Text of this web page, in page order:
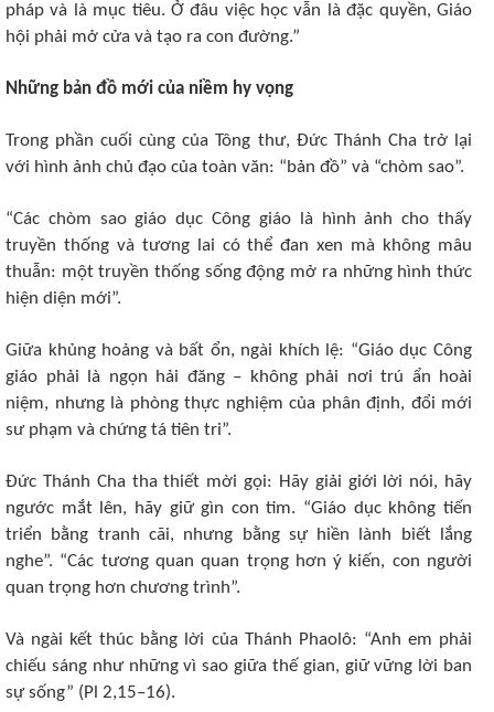
pháp và là mục tiêu. Ở đâu việc học vẫn là đặc quyền, Giáo
hội phải mở cửa và tạo ra con đường.”
Những bản đồ mới của niềm hy vọng
Trong phần cuối cùng của Tông thư, Đức Thánh Cha trở lại
với hình ảnh chủ đạo của toàn văn: “bản đồ” và “chòm sao”.
“Các chòm sao giáo dục Công giáo là hình ảnh cho thấy
truyền thống và tương lai có thể đan xen mà không mâu
thuẫn: một truyền thống sống động mở ra những hình thức
hiện diện mới”.
Giữa khủng hoảng và bất ổn, ngài khích lệ: “Giáo dục Công
giáo phải là ngọn hải đăng – không phải nơi trú ẩn hoài
niệm, nhưng là phòng thực nghiệm của phân định, đổi mới
sư phạm và chứng tá tiên tri”.
Đức Thánh Cha tha thiết mời gọi: Hãy giải giới lời nói, hãy
ngước mắt lên, hãy giữ gìn con tim. “Giáo dục không tiến
triển bằng tranh cãi, nhưng bằng sự hiền lành biết lắng
nghe”. “Các tương quan quan trọng hơn ý kiến, con người
quan trọng hơn chương trình”.
Và ngài kết thúc bằng lời của Thánh Phaolô: “Anh em phải
chiếu sáng như những vì sao giữa thế gian, giữ vững lời ban
sự sống” (Pl 2,15–16).